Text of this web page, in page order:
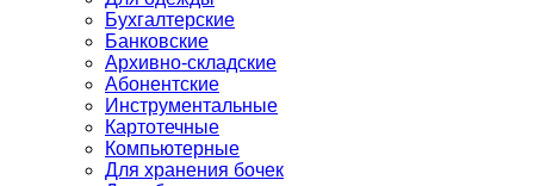
Бухгалтерские
Банковские
Архивно-складские
Абонентские
Инструментальные
Картотечные
Компьютерные
Для хранения бочек